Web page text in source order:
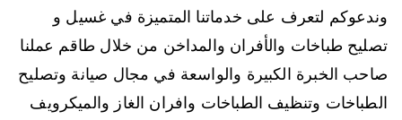
وندعوكم لتعرف على خدماتنا المتميزة في غسيل و
تصليح طباخات والأفران والمداخن من خلال طاقم عملنا
صاحب الخبرة الكبيرة والواسعة في مجال صيانة وتصليح
الطباخات وتنظيف الطباخات وافران الغاز والميكرويف